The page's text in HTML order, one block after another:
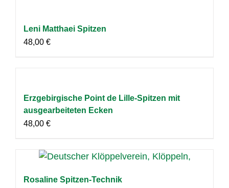
Leni Matthaei Spitzen
48,00 €
Erzgebirgische Point de Lille-Spitzen mit
ausgearbeiteten Ecken
48,00 €
Rosaline Spitzen-Technik